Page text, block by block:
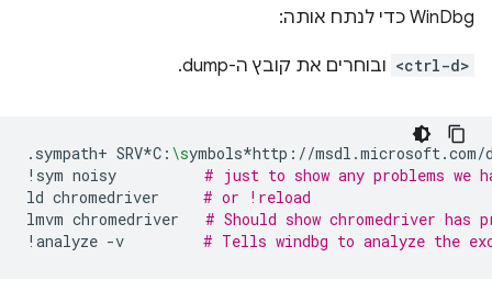
WinDbg כדי לנתח אותה:
<ctrl-d> ובוחרים את קובץ ה-dump.
.sympath+ SRV*C: \symbols*http://msdl.microsoft.com/
!sym noisy
# just to show any problems we
ld chromedriver
# or !reload
lmvm chromedriver
# Should show chromedriver has
!analyze -v # Tells windbg to analyze the